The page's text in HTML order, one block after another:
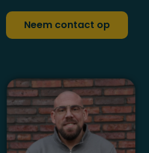
Neem contact op